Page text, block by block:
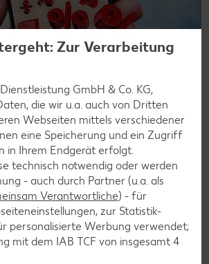
von vielen Vorteilen wie den besten
Wochenende oder
Aktionen und Gewinnspielen.
Zur Anmeldung
Zur Verarbeitung
GmbH & Co. KG,
die wir u.a. auch von Dritten
Webseiten mittels verschiedener
eine Speicherung und ein Zugriff
in Ihrem Endgerät erfolgt.
technisch notwendig oder werden
- auch durch Partner (u.a. als
Verantwortliche) - für
zur Statistik-
personalisierte Werbung verwendet;
mit dem IAB TCF von insgesamt 4